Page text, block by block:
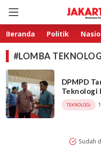
Jakarta
Beranda Politik
#LOMBA
DPMPD
Teknologi
TEKNOLOGI
Sudah